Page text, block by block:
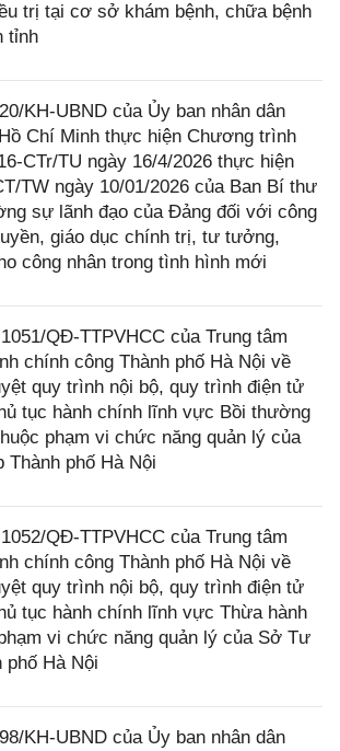
trị tại cơ sở khám bệnh, chữa bệnh
tỉnh
KH-UBND của Ủy ban nhân dân
Chí Minh thực hiện Chương trình
CTr/TU ngày 16/4/2026 thực hiện
TW ngày 10/01/2026 của Ban Bí thư
sự lãnh đạo của Đảng đối với công
giáo dục chính trị, tư tưởng,
công nhân trong tình hình mới
QĐ-TTPVHCC của Trung tâm
chính công Thành phố Hà Nội về
quy trình nội bộ, quy trình điện tử
tục hành chính lĩnh vực Bồi thường
phạm vi chức năng quản lý của
Thành phố Hà Nội
QĐ-TTPVHCC của Trung tâm
chính công Thành phố Hà Nội về
quy trình nội bộ, quy trình điện tử
tục hành chính lĩnh vực Thừa hành
vi chức năng quản lý của Sở Tư
phố Hà Nội
KH-UBND của Ủy ban nhân dân